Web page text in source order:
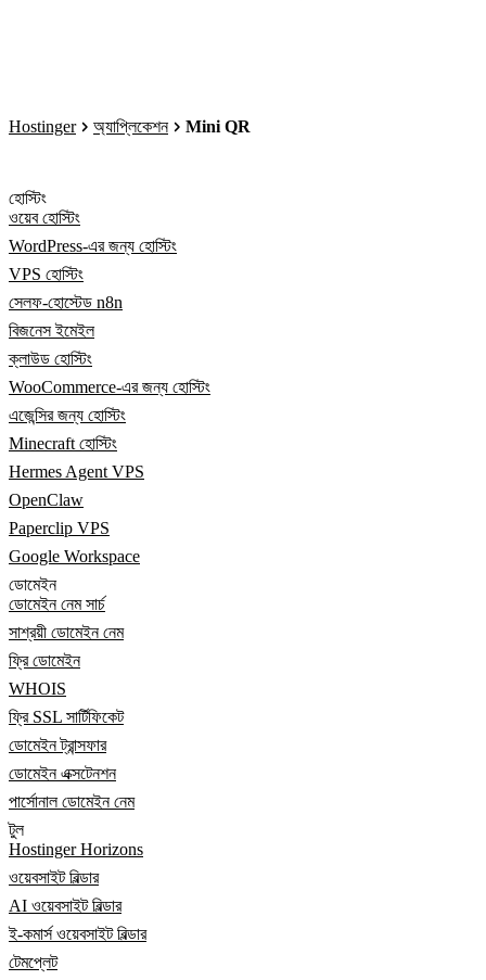
Hostinger অ্যাপ্লিকেশন Mini QR
হোস্টিং
ওয়েব হোস্টিং
WordPress-এর জন্য হোস্টিং
VPS হোস্টিং
সেলফ-হোস্টেড n8n
বিজনেস ইমেইল
ক্লাউড হোস্টিং
WooCommerce-এর জন্য হোস্টিং
এজেন্সির জন্য হোস্টিং
Minecraft হোস্টিং
Hermes Agent VPS
OpenClaw
Paperclip VPS
Google Workspace
ডোমেইন
ডোমেইন নেম সার্চ
সাশ্রয়ী ডোমেইন নেম
ফ্রি ডোমেইন
WHOIS
ফ্রি SSL সার্টিফিকেট
ডোমেইন ট্রান্সফার
ডোমেইন এক্সটেনশন
পার্সোনাল ডোমেইন নেম
টুল
Hostinger Horizons
ওয়েবসাইট বিল্ডার
AI ওয়েবসাইট বিল্ডার
ই-কমার্স ওয়েবসাইট বিল্ডার
টেমপ্লেট